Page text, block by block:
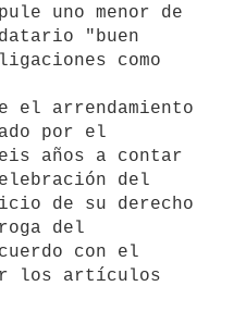
uno menor de
"buen
como
el arrendamiento
por el
años a contar
del
de su derecho
del
con el
los artículos